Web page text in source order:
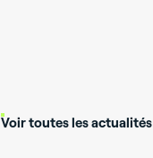
Voir toutes les actualités